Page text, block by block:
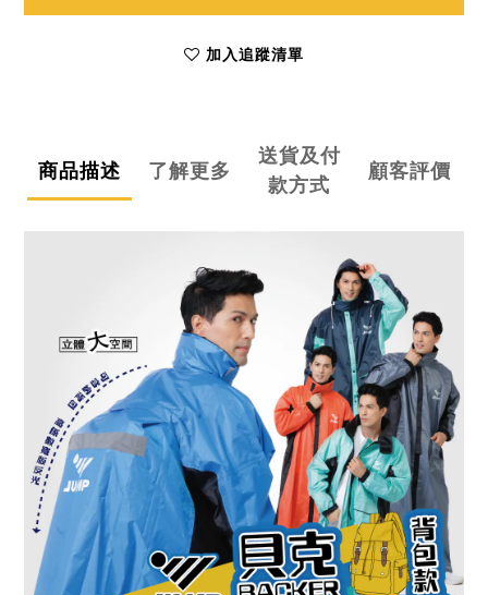
加入追蹤清單
商品描述 了解更多
送貨及付
款方式
顧客評價